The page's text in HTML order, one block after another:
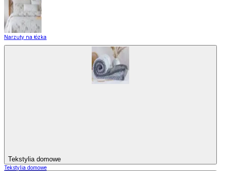
Narzuty na łózka
Tekstylia domowe
Tekstylia domowe